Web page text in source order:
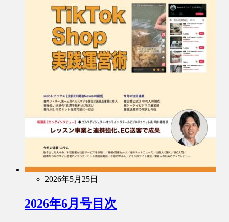
2026年5月25日
2026年6月号目次